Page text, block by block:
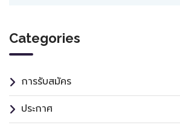
Categories
การรับสมัคร
ประกาศ